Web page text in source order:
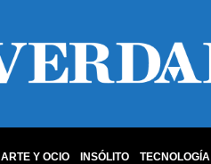
ARTE Y OCIO INSÓLITO TECNOLOGÍA